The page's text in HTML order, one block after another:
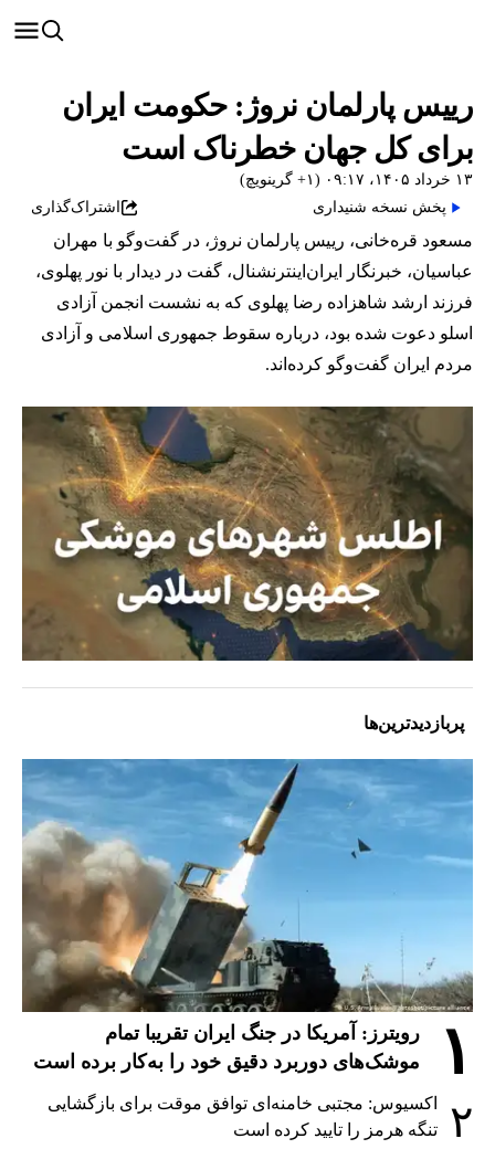
رییس پارلمان نروژ: حکومت ایران
برای کل جهان خطرناک است
۱۳ خرداد ۱۴۰۵، ۰۹:۱۷ (‎+۱ گرینویچ)
پخش نسخه شنیداری
اشتراک‌گذاری
مسعود قره‌خانی، رییس پارلمان نروژ، در گفت‌وگو با مهران
عباسیان، خبرنگار ایران‌اینترنشنال، گفت در دیدار با نور پهلوی،
فرزند ارشد شاهزاده رضا پهلوی که به نشست انجمن آزادی
اسلو دعوت شده بود، درباره سقوط جمهوری اسلامی و آزادی
مردم ایران گفت‌وگو کرده‌اند.
پربازدیدترین‌ها
۱
رویترز: آمریکا در جنگ ایران تقریبا تمام
موشک‌های دوربرد دقیق خود را به‌کار برده است
۲
اکسیوس: مجتبی خامنه‌ای توافق موقت برای بازگشایی
تنگه هرمز را تایید کرده است